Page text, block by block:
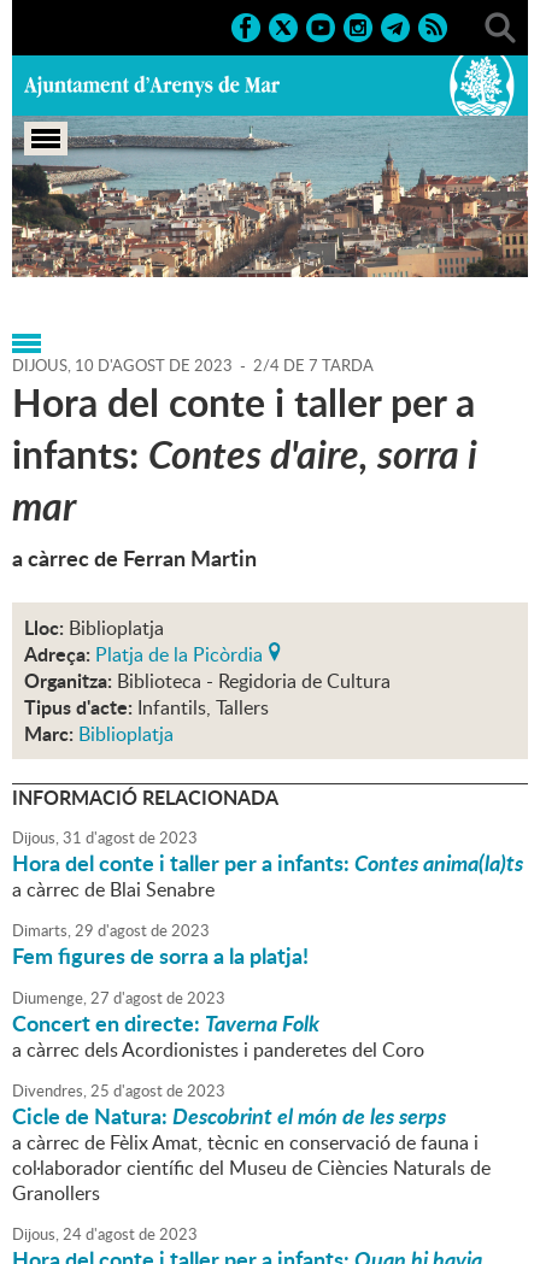
Portada > Regidories > Cultura > Biblioteca P. Fidel
Fita > Agenda > 10-08-2023
DIJOUS, 10 D'AGOST DE 2023 - 2/4 DE 7 TARDA
Hora del conte i taller per a
infants: Contes d'aire, sorra i
mar
a càrrec de Ferran Martin
Lloc: Biblioplatja
Adreça: Platja de la Picòrdia
Organitza: Biblioteca - Regidoria de Cultura
Tipus d'acte: Infantils, Tallers
Marc: Biblioplatja
INFORMACIÓ RELACIONADA
Dijous,31 d'agostde2023
Hora del conte i taller per a infants:Contes anima(la)ts
a càrrec de Blai Senabre
Dimarts,29 d'agostde2023
Fem figures de sorra a la platja!
Diumenge,27 d'agostde2023
Concert en directe: Taverna Folk
a càrrec dels Acordionistes i panderetes del Coro
Divendres,25 d'agostde2023
Cicle de Natura:Descobrint el món de les serps
a càrrec de Fèlix Amat, tècnic en conservació de fauna i
col·laborador científic del Museu de Ciències Naturals de
Granollers
Dijous,24d'agostde2023